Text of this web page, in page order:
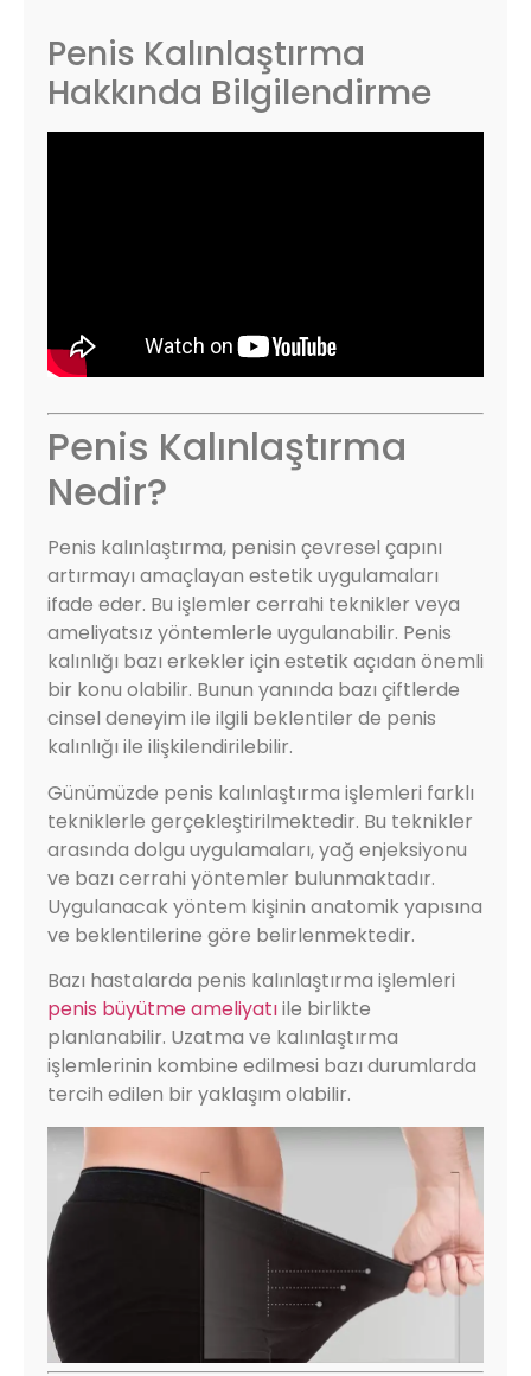
Penis Kalınlaştırma
Hakkında Bilgilendirme
Penis Kalınlaştırma
Nedir?
Penis kalınlaştırma, penisin çevresel çapını
artırmayı amaçlayan estetik uygulamaları
ifade eder. Bu işlemler cerrahi teknikler veya
ameliyatsız yöntemlerle uygulanabilir. Penis
kalınlığı bazı erkekler için estetik açıdan önemli
bir konu olabilir. Bunun yanında bazı çiftlerde
cinsel deneyim ile ilgili beklentiler de penis
kalınlığı ile ilişkilendirilebilir.
Günümüzde penis kalınlaştırma işlemleri farklı
tekniklerle gerçekleştirilmektedir. Bu teknikler
arasında dolgu uygulamaları, yağ enjeksiyonu
ve bazı cerrahi yöntemler bulunmaktadır.
Uygulanacak yöntem kişinin anatomik yapısına
ve beklentilerine göre belirlenmektedir.
Bazı hastalarda penis kalınlaştırma işlemleri
penis büyütme ameliyatıile birlikte
planlanabilir. Uzatma ve kalınlaştırma
işlemlerinin kombine edilmesi bazı durumlarda
tercih edilen bir yaklaşım olabilir.